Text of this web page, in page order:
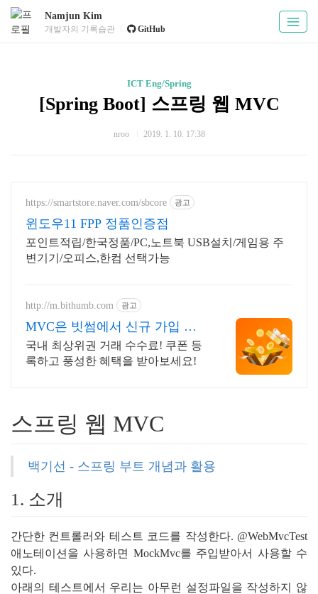
Namjun Kim
개발자의 기록습관 GitHub
ICT Eng/Spring
[Spring Boot] 스프링 웹 MVC
nroo 2019. 1. 10. 17:38
https://smartstore.naver.com/sbcore 광고
윈도우11 FPP 정품인증점
포인트적립/한국정품/PC,노트북 USB설치/게임용 주
변기기/오피스,한컴 선택가능
http://m.bithumb.com 광고
MVC은 빗썸에서 신규 가입 시 5
만원 혜택
국내 최상위권 거래 수수료! 쿠폰 등
록하고 풍성한 혜택을 받아보세요!
스프링 웹 MVC
백기선 - 스프링 부트 개념과 활용
1. 소개
간단한 컨트롤러와 테스트 코드를 작성한다. @WebMvcTest
애노테이션을 사용하면 MockMvc를 주입받아서 사용할 수
있다.
아래의 테스트에서 우리는 아무런 설정파일을 작성하지 않